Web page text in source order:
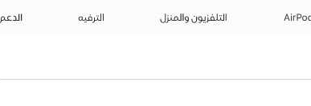
التلفزيون والمنزل الترفيه الدعم